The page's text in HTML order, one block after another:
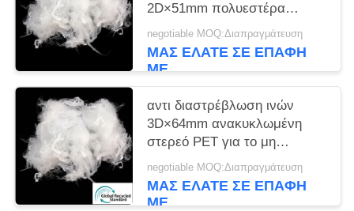
2D×51mm πολυεστέρα
άσπρο χρώμα
negotiable MOQ:Διαπραγμάτευση
ΜΑΣ ΕΛΆΤΕ ΣΕ ΕΠΑΦΉ
ΜΕ
αντι διαστρέβλωση ινών
3D×64mm ανακυκλωμένη
στερεό PET για το μη
υφαμένο ύφασμα
negotiable MOQ:Διαπραγμάτευση
ΜΑΣ ΕΛΆΤΕ ΣΕ ΕΠΑΦΉ
ΜΕ